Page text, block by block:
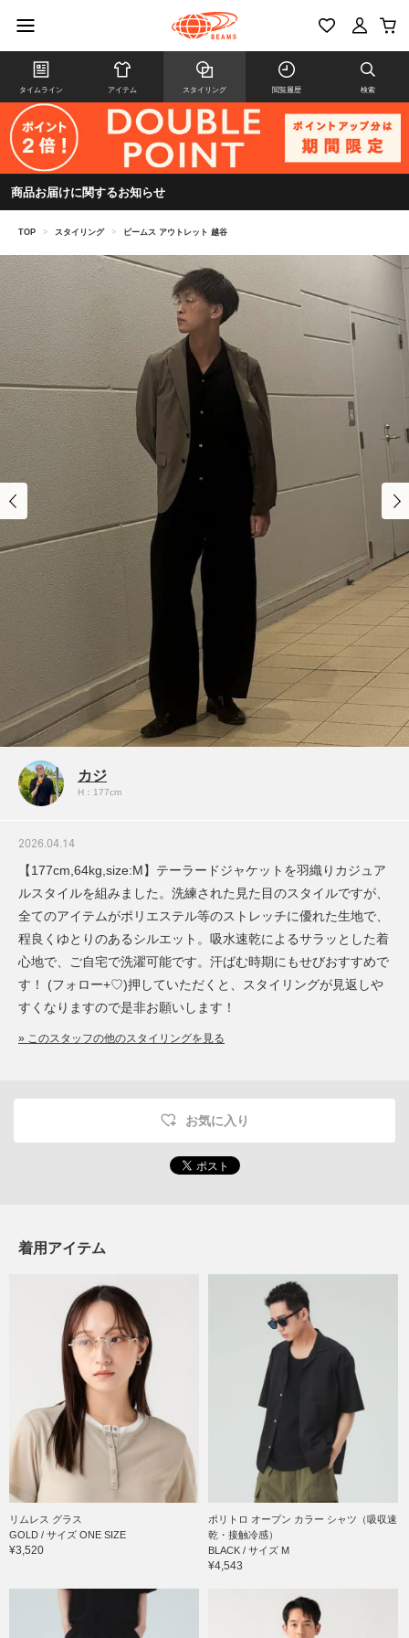
タイムライン アイテム スタイリング 閲覧履歴 検索
商品お届けに関するお知らせ
TOP > スタイリング > ビームス アウトレット 越谷
カジ
H：177cm
2026.04.14
【177cm,64kg,size:M】テーラードジャケットを羽織りカジュア
ルスタイルを組みました。洗練された見た目のスタイルですが、
全てのアイテムがポリエステル等のストレッチに優れた生地で、
程良くゆとりのあるシルエット。吸水速乾によるサラッとした着
心地で、ご自宅で洗濯可能です。汗ばむ時期にもせびおすすめで
す！ (フォロー+♡)押していただくと、スタイリングが見返しや
すくなりますので是非お願いします！
» このスタッフの他のスタイリングを見る
お気に入り
着用アイテム
リムレス グラス
GOLD / サイズ ONE SIZE
¥3,520
ポリトロ オープン カラー シャツ（吸収速
乾・接触冷感）
BLACK / サイズ M
¥4,543